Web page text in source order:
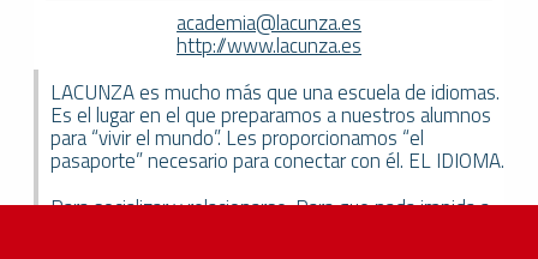
academia@lacunza.es
http://www.lacunza.es
LACUNZA es mucho más que una escuela de idiomas.
Es el lugar en el que preparamos a nuestros alumnos
para “vivir el mundo”. Les proporcionamos “el
pasaporte” necesario para conectar con él. EL IDIOMA.
Para socializar y relacionarse. Para que nada impida a